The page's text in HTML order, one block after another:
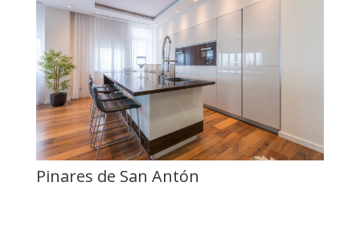
Pinares de San Antón